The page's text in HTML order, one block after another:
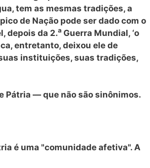
tem as mesmas tradições, a
de Nação pode ser dado com o
depois da 2.a Guerra Mundial, ‘o
entretanto, deixou ele de
instituições, suas tradições,
Pátria — que não são sinônimos.
é uma "comunidade afetiva". A